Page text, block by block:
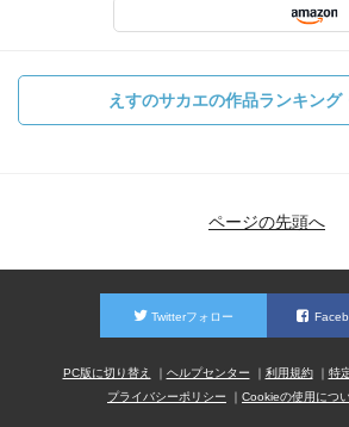
えすのサカエの作品ランキング
ページの先頭へ
Twitterフォロー
PC版に切り替え ヘルプセンター 利用規約
特
プライバシーポリシー
Cookieの使用につ